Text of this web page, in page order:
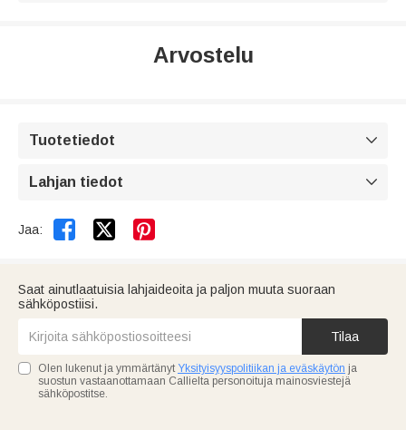
Arvostelu
Tuotetiedot 
Lahjan tiedot 
Jaa:  
Saat ainutlaatuisia lahjaideoita ja paljon muuta suoraan
sähköpostiisi.
Tilaa
Olen lukenut ja ymmärtänyt Yksityisyyspolitiikan ja eväskäytön ja
suostun vastaanottamaan Callielta personoituja mainosviestejä
sähköpostitse.